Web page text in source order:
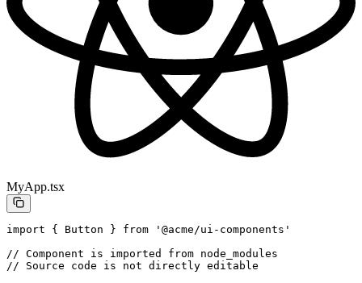
MyApp.tsx
import { Button } from '@acme/ui-components'
// Component is imported from node_modules
// Source code is not directly editable